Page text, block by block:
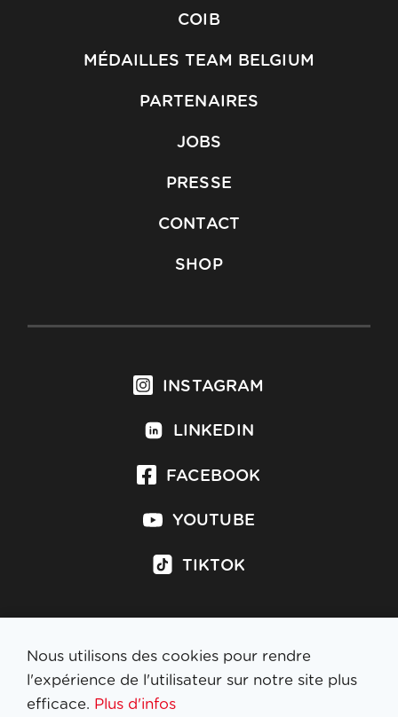
COIB
MÉDAILLES TEAM BELGIUM
PARTENAIRES
JOBS
PRESSE
CONTACT
SHOP
INSTAGRAM
LINKEDIN
FACEBOOK
YOUTUBE
TIKTOK
S'inscrire à la newsletter
Nous utilisons des cookies pour rendre
l'expérience de l'utilisateur sur notre site plus
efficace. Plus d'infos